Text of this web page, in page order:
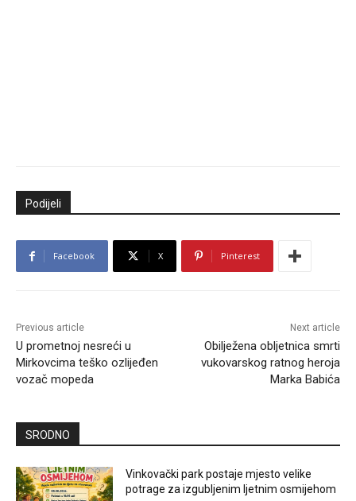
Podijeli
Facebook X Pinterest
Previous article
U prometnoj nesreći u
Mirkovcima teško ozlijeđen
vozač mopeda
Next article
Obilježena obljetnica smrti
vukovarskog ratnog heroja
Marka Babića
SRODNO
Vinkovački park postaje mjesto velike
potrage za izgubljenim ljetnim osmijehom